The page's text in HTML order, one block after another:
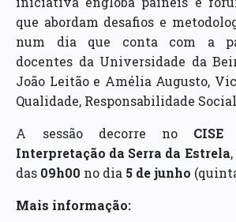
que abordam desafios e
num dia que conta com a
docentes da Universidade da
João Leitão e Amélia Augusto,
Qualidade, Responsabilidade
A sessão decorre noCISE
Interpretação da Serra da Estrela
das 09h00 no dia 5 de junho
Mais informação: